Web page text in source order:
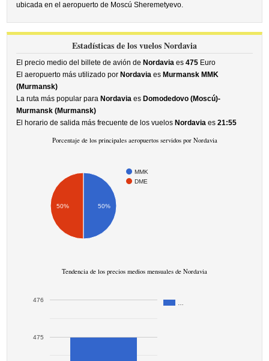
ubicada en el aeropuerto de Moscú Sheremetyevo.
Estadísticas de los vuelos Nordavia
El precio medio del billete de avión de Nordavia es475 Euro
El aeropuerto más utilizado por Nordavia es Murmansk MMK
(Murmansk)
La ruta más popular para Nordavia es Domodedovo (Moscú)-
Murmansk (Murmansk)
El horario de salida más frecuente de los vuelos Nordavia es21:55
Porcentaje de los principales aeropuertos servidos por Nordavia
MMK
DME
50% 50%
Tendencia de los precios medios mensuales de Nordavia
475
476